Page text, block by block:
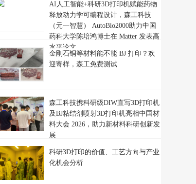
AI人工智能+科研3D打印机赋能药物
释放动力学可编程设计，森工科技
（元一智慧） AutoBio2000助力中国
药科大学陈培鸿博士在 Matter 发表高
水平论文
金刚石铜等材料能不能 BJ 打印？欢
迎寄样，森工免费测试
森工科技携科研级DIW直写3D打印机
及BJ粘结剂喷射3D打印机亮相中国材
料大会 2026，助力新材料科研创新发
展
科研3D打印的价值、工艺方向与产业
化机会分析